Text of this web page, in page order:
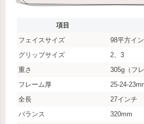
項目
フェイスサイズ
98平方イ
グリップサイズ
2、3
重さ
305g（フ
フレーム厚
25-24-
全長
27インチ
バランス
320mm